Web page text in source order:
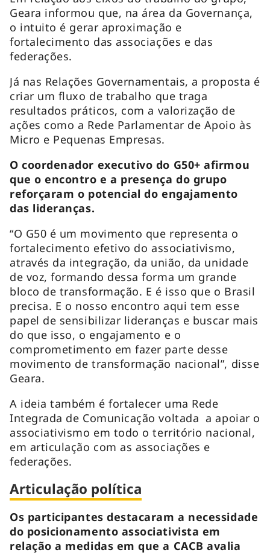
Geara informou que, na área da Governança,
o intuito é gerar aproximação e
fortalecimento das associações e das
federações.
Já nas Relações Governamentais, a proposta é
criar um fluxo de trabalho que traga
resultados práticos, com a valorização de
ações como a Rede Parlamentar de Apoio às
Micro e Pequenas Empresas.
O coordenador executivo do G50+ afirmou
que o encontro e a presença do grupo
reforçaram o potencial do engajamento
das lideranças.
“O G50 é um movimento que representa o
fortalecimento efetivo do associativismo,
através da integração, da união, da unidade
de voz, formando dessa forma um grande
bloco de transformação. E é isso que o Brasil
precisa. E o nosso encontro aqui tem esse
papel de sensibilizar lideranças e buscar mais
do que isso, o engajamento e o
comprometimento em fazer parte desse
movimento de transformação nacional”, disse
Geara.
A ideia também é fortalecer uma Rede
Integrada de Comunicação voltada a apoiar o
associativismo em todo o território nacional,
em articulação com as associações e
federações.
Articulação política
Os participantes destacaram a necessidade
do posicionamento associativista em
relação a medidas em que a CACB avalia